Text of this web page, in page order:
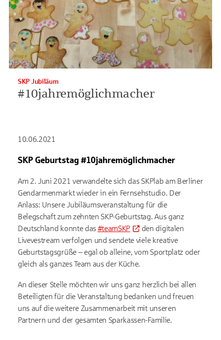
#10jahremöglichmacher
SKP Jubiläum
10.06.2021
SKP Geburtstag #10jahremöglichmacher
Am 2. Juni 2021 verwandelte sich das SKPlab am Berliner
Gendarmenmarkt wieder in ein Fernsehstudio. Der
Anlass: Unsere Jubiläumsveranstaltung für die
Belegschaft zum zehnten SKP-Geburtstag. Aus ganz
Deutschland konnte das#teamSKP
den digitalen
Livevestream verfolgen und sendete viele kreative
Geburtstagsgrüße – egal ob alleine, vom Sportplatz oder
gleich als ganzes Team aus der Küche.
An dieser Stelle möchten wir uns ganz herzlich bei allen
Beteiligten für die Veranstaltung bedanken und freuen
uns auf die weitere Zusammenarbeit mit unseren
Partnern und der gesamten Sparkassen-Familie.